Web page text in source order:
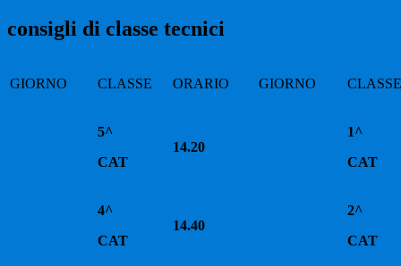
consigli di classe tecnici
GIORNO CLASSE ORARIO GIORNO CLASSE
5^
CAT
14.20
1^
CAT
4^
CAT
14.40
2^
CAT